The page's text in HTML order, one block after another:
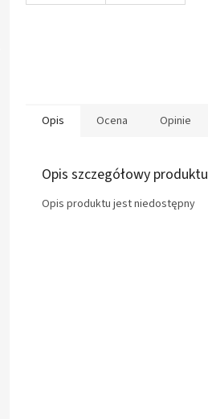
Opis Ocena Opinie
Opis szczegółowy produktu
Opis produktu jest niedostępny